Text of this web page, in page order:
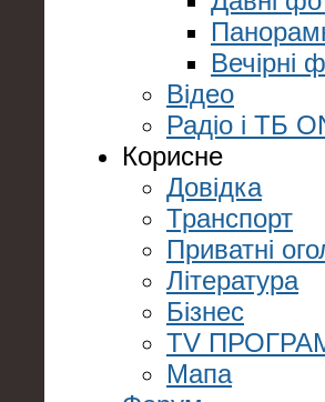
Вечірні
Відео
Радіо і ТБ
Корисне
Довідка
Транспорт
Приватні
Література
Бізнес
TV
Мапа